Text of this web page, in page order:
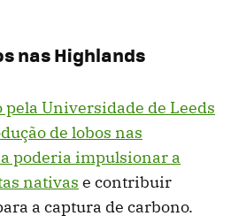
nas Highlands
pela Universidade de Leeds
de lobos nas
poderia impulsionar a
nativas e contribuir
a captura de carbono.